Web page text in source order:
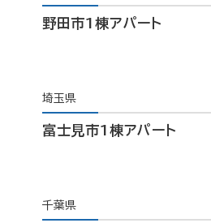
野田市1棟アパート
埼玉県
富士見市1棟アパート
千葉県